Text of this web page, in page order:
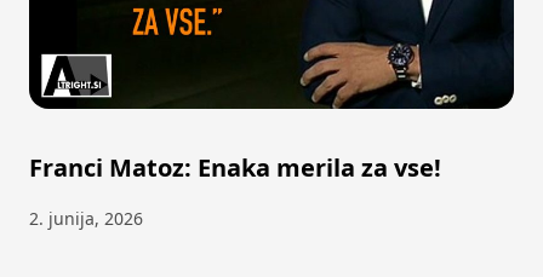
Franci Matoz: Enaka merila za vse!
2. junija, 2026